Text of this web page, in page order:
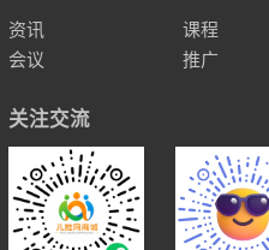
资讯 课程
会议
推广
关注交流